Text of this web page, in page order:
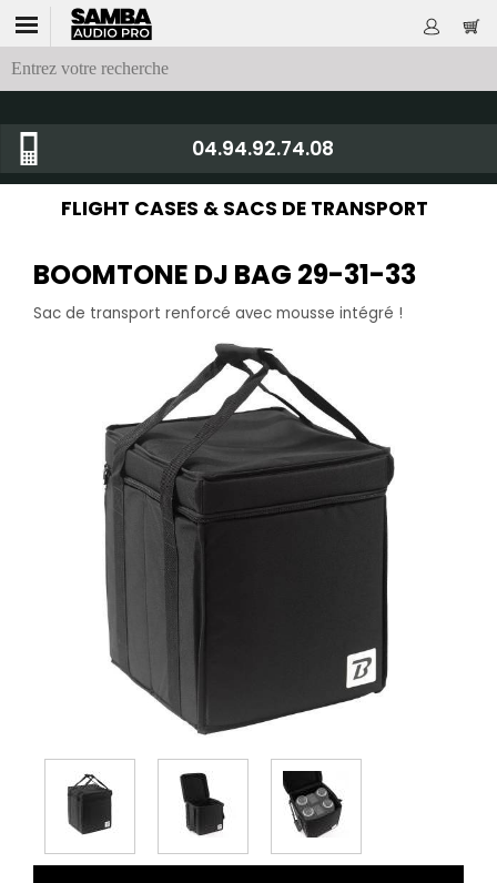
04.94.92.74.08
FLIGHT CASES & SACS DE TRANSPORT
BOOMTONE DJ BAG 29-31-33
Sac de transport renforcé avec mousse intégré !